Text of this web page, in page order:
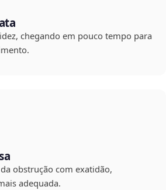
chegando em pouco tempo para
obstrução com exatidão,
adequada.